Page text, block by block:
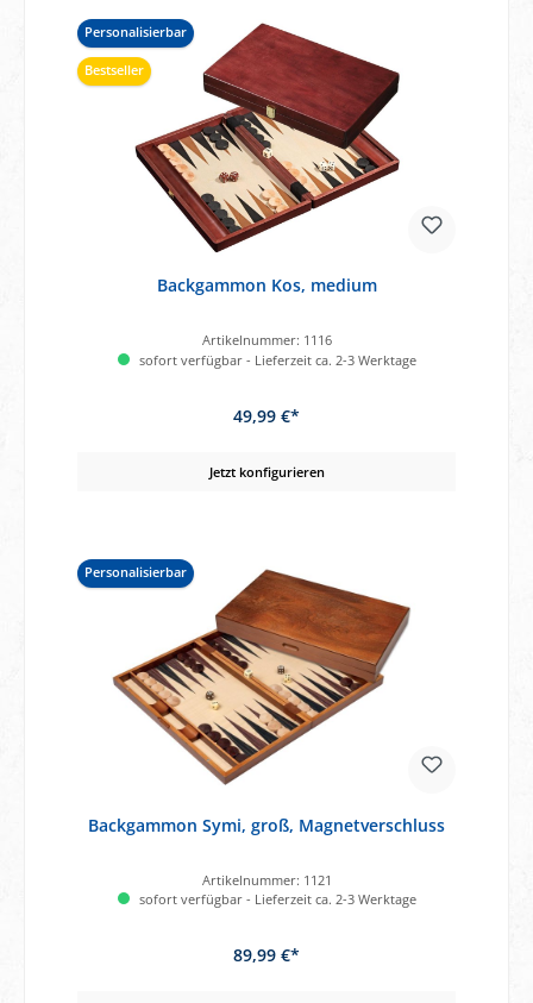
Personalisierbar
Bestseller
Backgammon Kos, medium
Artikelnummer: 1116
sofort verfügbar - Lieferzeit ca. 2-3 Werktage
49,99 €*
Jetzt konfigurieren
Personalisierbar
Backgammon Symi, groß, Magnetverschluss
Artikelnummer: 1121
sofort verfügbar - Lieferzeit ca. 2-3 Werktage
89,99 €*